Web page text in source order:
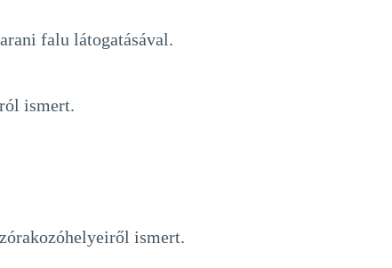
falu látogatásával.
ismert.
ismert.